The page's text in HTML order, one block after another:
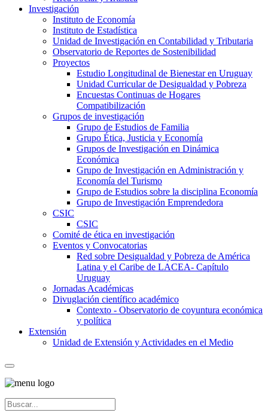
Investigación
Instituto de Economía
Instituto de Estadística
Unidad de Investigación en Contabilidad y Tributaria
Observatorio de Reportes de Sostenibilidad
Proyectos
Estudio Longitudinal de Bienestar en Uruguay
Unidad Curricular de Desigualdad y Pobreza
Encuestas Continuas de Hogares
Compatibilización
Grupos de investigación
Grupo de Estudios de Familia
Grupo Ética, Justicia y Economía
Grupos de Investigación en Dinámica
Económica
Grupo de Investigación en Administración y
Economía del Turismo
Grupo de Estudios sobre la disciplina Economía
Grupo de Investigación Emprendedora
CSIC
CSIC
Comité de ética en investigación
Eventos y Convocatorias
Red sobre Desigualdad y Pobreza de América
Latina y el Caribe de LACEA- Capítulo
Uruguay
Jornadas Académicas
Divuglación científico académico
Contexto - Observatorio de coyuntura económica
y política
Extensión
Unidad de Extensión y Actividades en el Medio